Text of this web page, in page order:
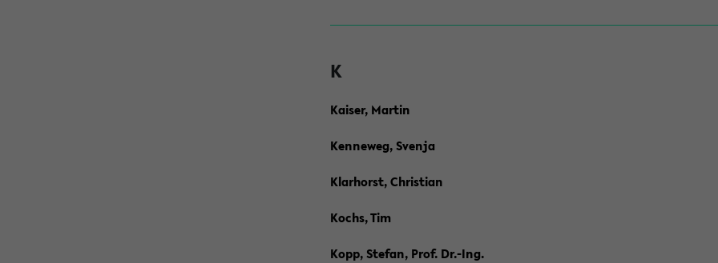
K
Kaiser, Martin
Kenneweg, Svenja
Klarhorst, Christian
Kochs, Tim
Kopp, Stefan, Prof. Dr.-Ing.